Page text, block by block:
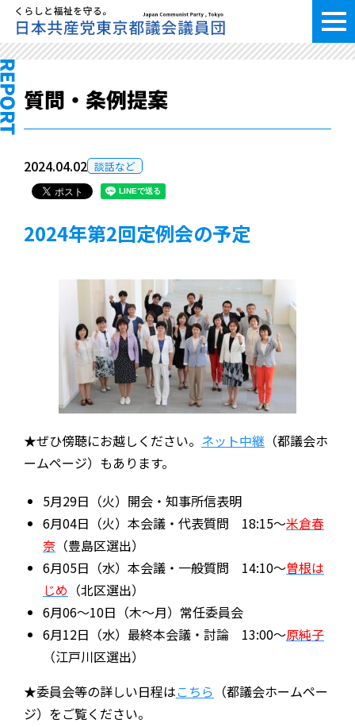
質問・条例提案
2024.04.02 談話など
2024年第2回定例会の予定
★ぜひ傍聴にお越しください。 ネット中継 （都議会ホ
ームページ）もあります。
5月29日（火）開会・知事所信表明
6月04日（火）本会議・代表質問 18:15～米倉春
奈 （豊島区選出）
6月05日（水）本会議・一般質問 14:10～曽根は
じめ （北区選出）
6月06～10日（木～月）常任委員会
6月12日（水）最終本会議・討論 13:00～原純子
（江戸川区選出）
★委員会等の詳しい日程はこちら （都議会ホームペー
ジ）をご覧ください。